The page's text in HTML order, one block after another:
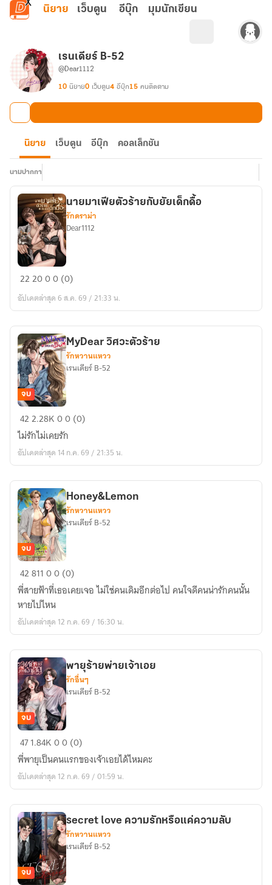
ข้ามไปยังเนื้อหาหลัก
นิยาย เว็บตูน อีบุ๊ก มุมนักเขียน
เรนเดียร์ B-52
@Dear1112
10 นิยาย0 เว็บตูน4 อีบุ๊ก15 คนติดตาม
นิยาย เว็บตูน อีบุ๊ก คอลเล็กชัน
นามปากกา
นาย
ตัว
ยกับยัย
เด็ก
ดื้อ
นายมาเฟียตัวร้ายกับยัยเด็กดื้อ
รักดราม่า
Dear1112
222000 (0)
อัปเดตล่าสุด 6 ส.ค. 69 / 21:33 น.
MyDear
วิศวะ
ตัว
ร้าย
จบ
MyDear วิศวะตัวร้าย
รักหวานแหวว
เรนเดียร์ B-52
422.28K00 (0)
ไม่รักไม่เคยรัก
อัปเดตล่าสุด 14 ก.ค. 69 / 21:35 น.
Honey&Lemon
จบ
Honey&Lemon
รักหวานแหวว
เรนเดียร์ B-52
4281100 (0)
พี่สายฟ้าที่เธอเคยเจอ ไม่ใช่คนเดิมอีกต่อไป คนใจดีคนน่ารักคนนั้น
หายไปไหน
อัปเดตล่าสุด 12 ก.ค. 69 / 16:30 น.
พายุ
ร้าย
พ่าย
เจ้า
จบ
พายุร้ายพ่ายเจ้าเอย
รักอื่นๆ
เรนเดียร์ B-52
471.84K00 (0)
พี่พายุเป็นคนแรกของเจ้าเอยได้ไหมคะ
อัปเดตล่าสุด 12 ก.ค. 69 / 01:59 น.
จบ
secret love ความรักหรือแค่ความลับ
รักหวานแหวว
เรนเดียร์ B-52